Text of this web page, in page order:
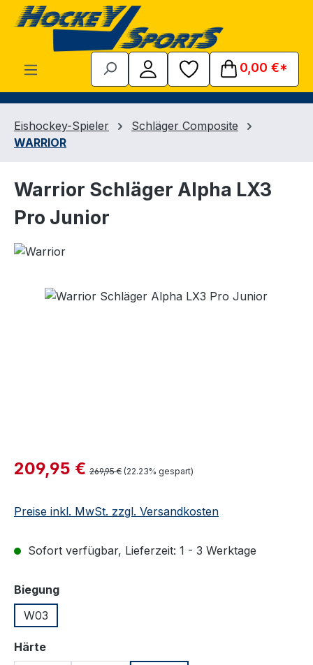
Zum Hauptinhalt springen
0,00 €*
Eishockey-Spieler
Schläger Composite
WARRIOR
Warrior Schläger Alpha LX3
Pro Junior
Bildergalerie überspringen
Verkaufspreis:
209,95 € Regulärer Preis:
269,95 € (22.23% gespart)
Preise inkl. MwSt. zzgl. Versandkosten
Sofort verfügbar, Lieferzeit: 1 - 3 Werktage
Biegungauswählen
W03
Härteauswählen